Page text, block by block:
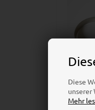
Diese
unserer
Mehr